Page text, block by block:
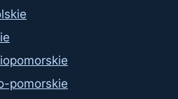
pomorskie